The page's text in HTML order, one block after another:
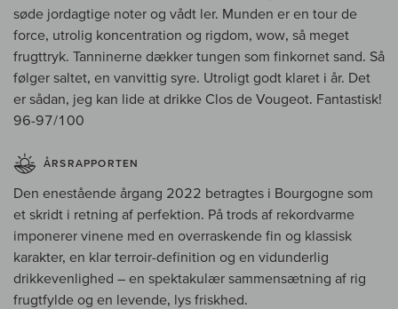
søde jordagtige noter og vådt ler. Munden er en tour de
force, utrolig koncentration og rigdom, wow, så meget
frugttryk. Tanninerne dækker tungen som finkornet sand. Så
følger saltet, en vanvittig syre. Utroligt godt klaret i år. Det
er sådan, jeg kan lide at drikke Clos de Vougeot. Fantastisk!
96-97/100
ÅRSRAPPORTEN
Den enestående årgang 2022 betragtes i Bourgogne som
et skridt i retning af perfektion. På trods af rekordvarme
imponerer vinene med en overraskende fin og klassisk
karakter, en klar terroir-definition og en vidunderlig
drikkevenlighed – en spektakulær sammensætning af rig
frugtfylde og en levende, lys friskhed.